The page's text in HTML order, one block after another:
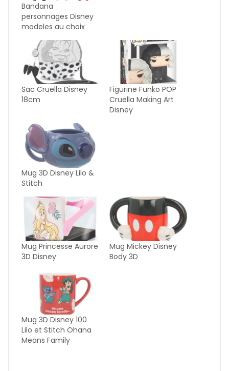
Bandana
personnages Disney
modeles au choix
Sac Cruella Disney
18cm
Figurine Funko POP
Cruella Making Art
Disney
Mug 3D Disney Lilo &
Stitch
Mug Princesse Aurore
3D Disney
Mug Mickey Disney
Body 3D
Mug 3D Disney 100
Lilo et Stitch Ohana
Means Family